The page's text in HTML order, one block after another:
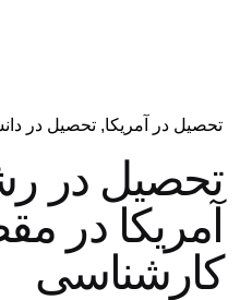
تحصیل در آمریکا تحصیل در
تحصیل در
آمریکا در
کارشناسی